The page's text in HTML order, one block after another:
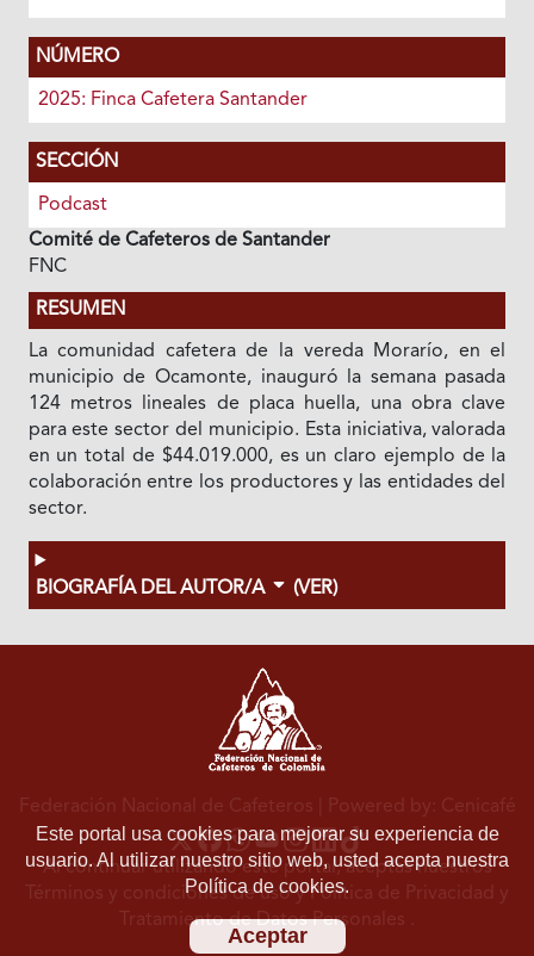
NÚMERO
2025: Finca Cafetera Santander
SECCIÓN
Podcast
Comité de Cafeteros de Santander
FNC
RESUMEN
La comunidad cafetera de la vereda Morarío, en el
municipio de Ocamonte, inauguró la semana pasada
124 metros lineales de placa huella, una obra clave
para este sector del municipio. Esta iniciativa, valorada
en un total de $44.019.000, es un claro ejemplo de la
colaboración entre los productores y las entidades del
sector.
BIOGRAFÍA DEL AUTOR/A (VER)
Este portal usa cookies para mejorar su experiencia de
usuario. Al utilizar nuestro sitio web, usted acepta nuestra
Política de cookies.
Aceptar
Federación Nacional de Cafeteros | Powered by: Cenicafé
Al continuar utilizando este portal, aceptas nuestros
Términos y condiciones de usoyPolítica de Privacidad y
Tratamiento de Datos Personales